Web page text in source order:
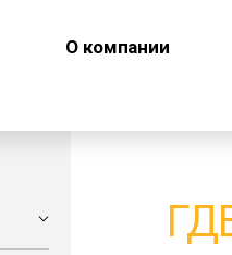
О компании